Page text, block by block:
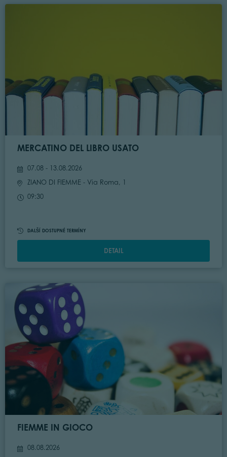
MERCATINO DEL LIBRO USATO
07.08 - 13.08.2026
ZIANO DI FIEMME - Via Roma, 1
09:30
DALŠÍ DOSTUPNÉ TERMÍNY
DETAIL
FIEMME IN GIOCO
08.08.2026